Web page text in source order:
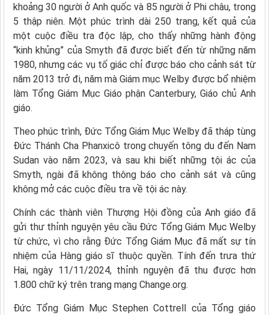
khoảng 30 người ở Anh quốc và 85 người ở Phi châu, trong
5 thập niên. Một phúc trình dài 250 trang, kết quả của
một cuộc điều tra độc lập, cho thấy những hành động
“kinh khủng” của Smyth đã được biết đến từ những năm
1980, nhưng các vụ tố giác chỉ được báo cho cảnh sát từ
năm 2013 trở đi, năm mà Giám mục Welby được bổ nhiệm
làm Tổng Giám Mục Giáo phận Canterbury, Giáo chủ Anh
giáo.
Theo phúc trình, Đức Tổng Giám Mục Welby đã tháp tùng
Đức Thánh Cha Phanxicô trong chuyến tông du đến Nam
Sudan vào năm 2023, và sau khi biết những tội ác của
Smyth, ngài đã không thông báo cho cảnh sát và cũng
không mở các cuộc điều tra về tội ác này.
Chính các thành viên Thượng Hội đồng của Anh giáo đã
gửi thư thỉnh nguyện yêu cầu Đức Tổng Giám Mục Welby
từ chức, vì cho rằng Đức Tổng Giám Mục đã mất sự tín
nhiệm của Hàng giáo sĩ thuộc quyền. Tính đến trưa thứ
Hai, ngày 11/11/2024, thỉnh nguyện đã thu được hơn
1.800 chữ ký trên trang mạng Change.org.
Đức Tổng Giám Mục Stephen Cottrell của Tổng giáo